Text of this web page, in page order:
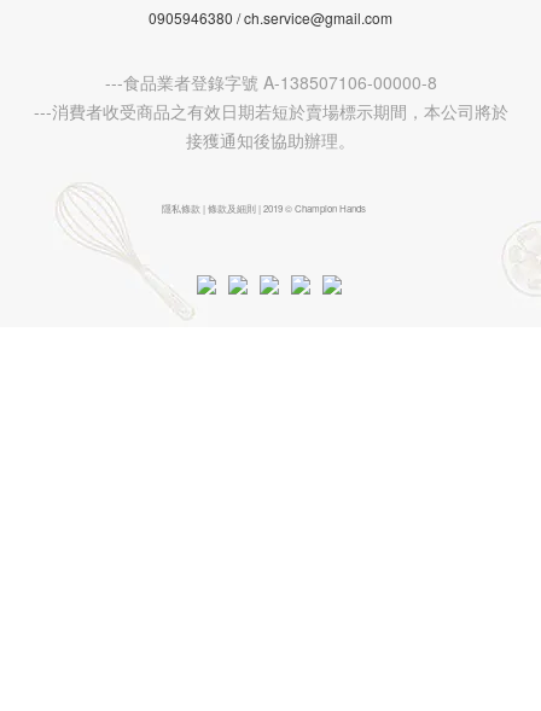
0905946380 / ch.service@gmail.com
---食品業者登錄字號 A-138507106-00000-8
---消費者收受商品之有效日期若短於賣場標示期間，本公司將於
接獲通知後協助辦理。
隱私條款 | 條款及細則 | 2019 © Champion Hands